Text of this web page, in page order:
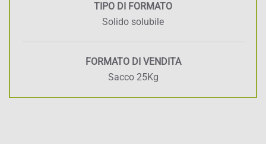
TIPO DI FORMATO
Solido solubile
FORMATO DI VENDITA
Sacco 25Kg